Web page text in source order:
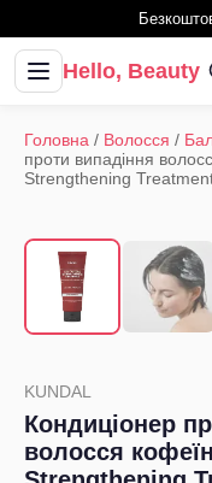
Hello, Beauty
Головна / Волосся /
проти випадіння
Strengthening
KUNDAL
Кондиціонер
волосся